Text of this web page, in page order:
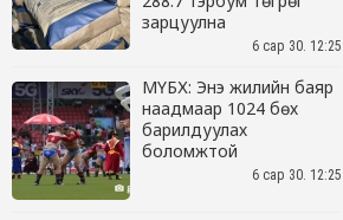
зарцуулна
6 сар 30. 12:25
МҮБХ: Энэ жилийн баяр
наадмаар 1024 бөх
барилдуулах
боломжтой
6 сар 30. 12:25